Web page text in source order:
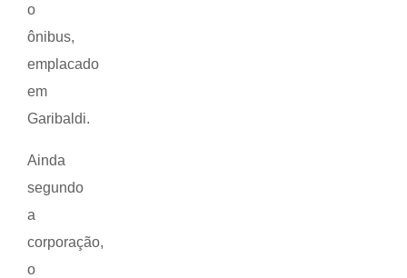
o
ônibus,
emplacado
em
Garibaldi.
Ainda
segundo
a
corporação,
o